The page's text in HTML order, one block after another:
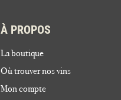
À PROPOS
La boutique
Où trouver nos vins
Mon compte